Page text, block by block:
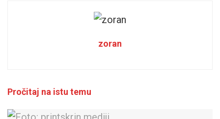
zoran
Pročitaj na istu temu